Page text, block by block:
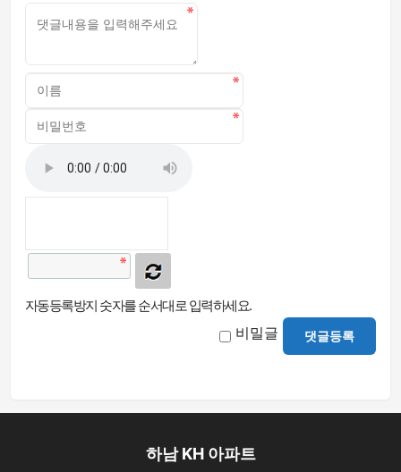
자동등록방지 숫자를 순서대로 입력하세요.
비밀글 댓글등록
하남 KH 아파트